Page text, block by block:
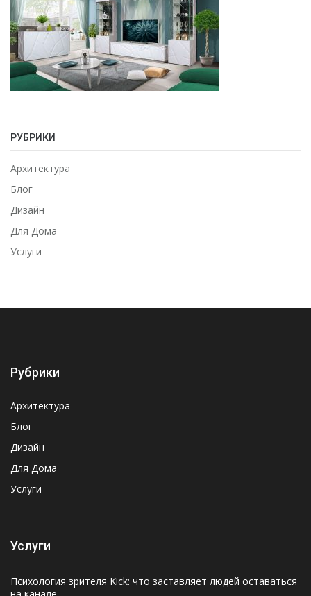
РУБРИКИ
Архитектура
Блог
Дизайн
Для Дома
Услуги
Рубрики
Архитектура
Блог
Дизайн
Для Дома
Услуги
Услуги
Психология зрителя Kick: что заставляет людей оставаться
на канале.